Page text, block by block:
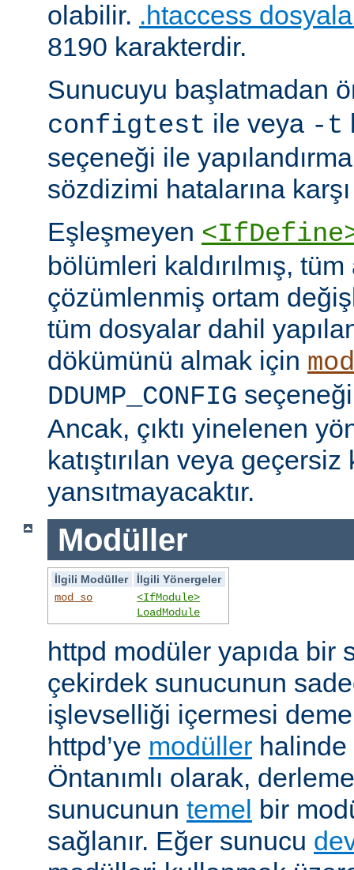
olabilir. .htaccess
8190 karakterdir.
Sunucuyu başlatmadan
configtest ile veya -t
seçeneği ile yapılandırma
sözdizimi hatalarına
Eşleşmeyen
bölümleri kaldırılmış,
çözümlenmiş ortam
tüm dosyalar dahil
dökümünü almak için
DDUMP_CONFIG
Ancak, çıktı yinelenen
katıştırılan veya geçersiz
yansıtmayacaktır.
Modüller
İlgili Modüller
İlgili Yönergeler
mod_so
<IfModule>
LoadModule
httpd modüler yapıda bir
çekirdek sunucunun
işlevselliği içermesi
httpd’ye modüller
Öntanımlı olarak,
sunucunun temel
bir
sağlanır. Eğer sunucu